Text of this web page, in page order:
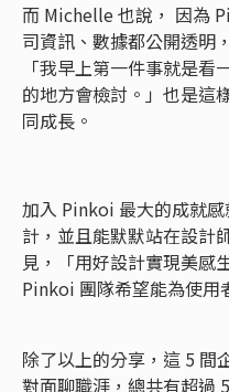
而 Michelle 也說， 因為
司資訊、數據都公開透明
「我早上第一件事就是
的地方會檢討。」也是這
同成長。
加入 Pinkoi 最大的成就
計，並且能默默站在設計
見，「用好設計實現美感
Pinkoi 團隊希望能為使用
除了以上的分享，這 5 間
對面聊職涯，總共有超過